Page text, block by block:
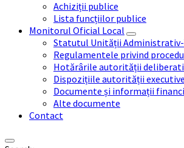
Achiziții publice
Lista funcțiilor publice
Monitorul Oficial Local
Statutul Unității
Regulamentele privind
Hotărârile autorității
Dispozițiile autorității executive
Documente și informații
Alte documente
Contact